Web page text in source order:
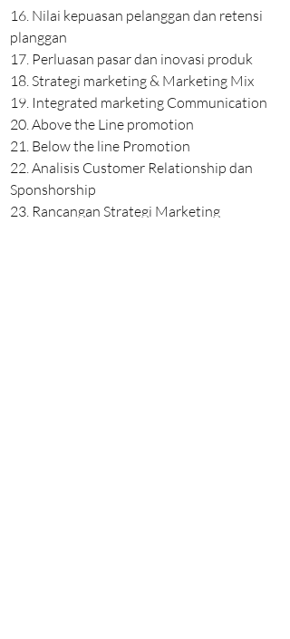
16. Nilai kepuasan pelanggan dan retensi
planggan
17. Perluasan pasar dan inovasi produk
18. Strategi marketing & Marketing Mix
19. Integrated marketing Communication
20. Above the Line promotion
21. Below the line Promotion
22. Analisis Customer Relationship dan
Sponshorship
23. Rancangan Strategi Marketing